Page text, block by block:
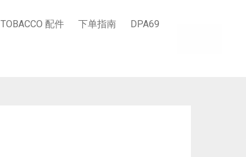
TOBACCO 配件 下单指南 DPA69